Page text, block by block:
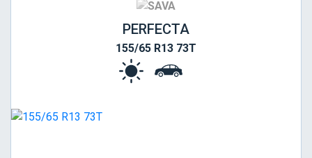
PERFECTA
155/65 R13 73T